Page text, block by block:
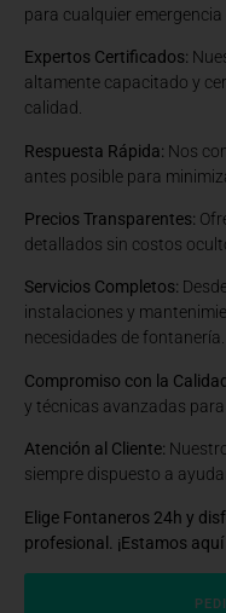
para cualquier emergencia
Expertos Certificados:
altamente capacitado y
calidad.
Respuesta Rápida: Nos
antes posible para
Precios Transparentes:
detallados sin costos
Servicios Completos:
instalaciones y
necesidades de fontanería.
Compromiso con la
y técnicas avanzadas
Atención al Cliente:
siempre dispuesto a
Elige Fontaneros 24h y
profesional. ¡Estamos